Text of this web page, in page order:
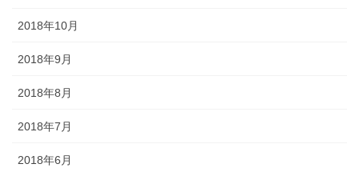
2018年10月
2018年9月
2018年8月
2018年7月
2018年6月